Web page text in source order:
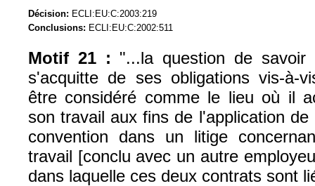
Décision: ECLI:EU:C:2003:219
Conclusions: ECLI:EU:C:2002:511
Motif 21 : "...la question de
s'acquitte de ses obligations vis-à-
être considéré comme le lieu où il
son travail aux fins de l'application
convention dans un litige
travail [conclu avec un autre
dans laquelle ces deux contrats sont